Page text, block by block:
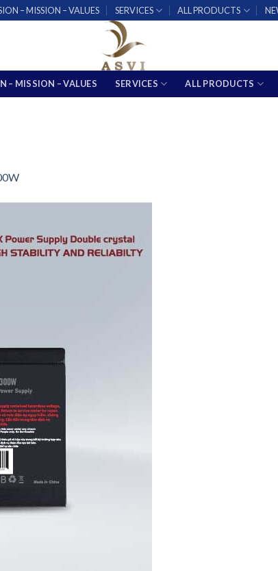
– MISSION – VALUES SERVICES ALL PRODUCTS
– MISSION – VALUES SERVICES ALL PRODUCTS